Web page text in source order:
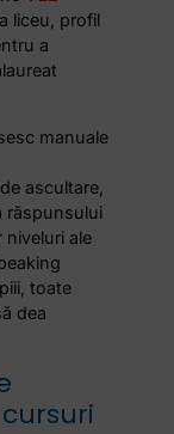
liceu, profil
a
manuale
ascultare,
răspunsului
ale
toate
dea